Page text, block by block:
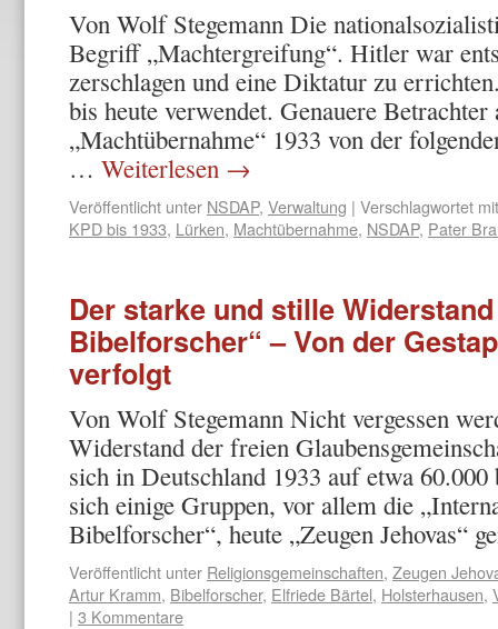
Von Wolf Stegemann Die
Begriff „Machtergreifung“. Hitler war
zerschlagen und eine Diktatur zu
bis heute verwendet. Genauere
„Machtübernahme“ 1933 von der
… Weiterlesen →
Veröffentlicht unter NSDAP, Verwaltung | Verschlagwortet mit
KPD bis 1933, Lürken, Machtübernahme, NSDAP, Pater
Der starke und stille
Bibelforscher“ – Von der
verfolgt
Von Wolf Stegemann Nicht vergessen
Widerstand der freien
sich in Deutschland 1933 auf etwa
sich einige Gruppen, vor allem die
Bibelforscher“, heute „Zeugen Jehovas“
Veröffentlicht unter Religionsgemeinschaften, Zeugen
Artur Kramm, Bibelforscher, Elfriede Bärtel, Holsterhausen,
| 3 Kommentare